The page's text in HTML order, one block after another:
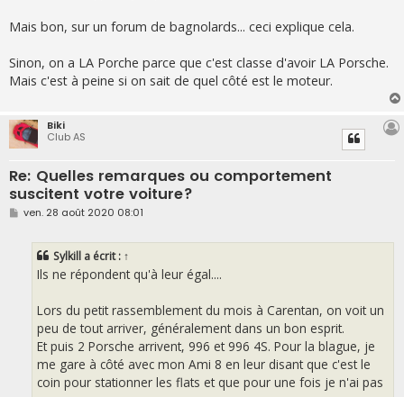
Mais bon, sur un forum de bagnolards... ceci explique cela.
Sinon, on a LA Porche parce que c'est classe d'avoir LA Porsche.
Mais c'est à peine si on sait de quel côté est le moteur.
Biki
Club AS
Re: Quelles remarques ou comportement
suscitent votre voiture?
M
ven. 28 août 2020 08:01
Sylkill a écrit : ↑
Ils ne répondent qu'à leur égal....
Lors du petit rassemblement du mois à Carentan, on voit un
peu de tout arriver, généralement dans un bon esprit.
Et puis 2 Porsche arrivent, 996 et 996 4S. Pour la blague, je
me gare à côté avec mon Ami 8 en leur disant que c'est le
coin pour stationner les flats et que pour une fois je n'ai pas